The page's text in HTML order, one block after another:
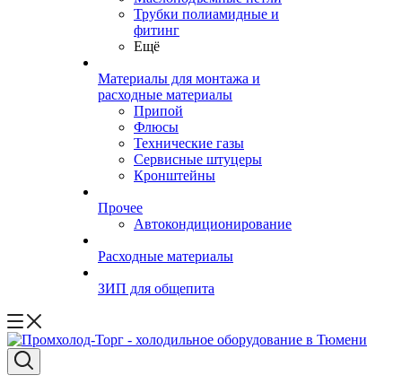
Трубки полиамидные и
фитинг
Ещё
Материалы для монтажа и
расходные материалы
Припой
Флюсы
Технические газы
Сервисные штуцеры
Кронштейны
Прочее
Автокондиционирование
Расходные материалы
ЗИП для общепита